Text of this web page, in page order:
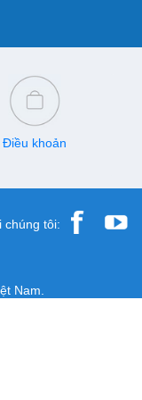
Điều khoản
chúng tôi:
Nam.